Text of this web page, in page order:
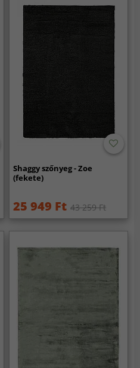
Shaggy szőnyeg - Zoe
(fekete)
25 949 Ft 43 259 Ft